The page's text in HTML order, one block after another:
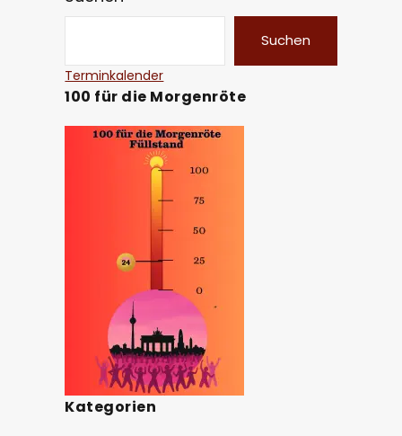
Suchen
Terminkalender
100 für die Morgenröte
Kategorien